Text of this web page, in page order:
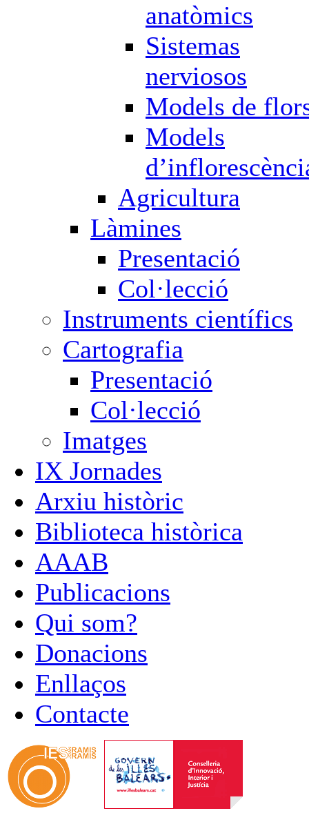
anatòmics
Sistemas
nerviosos
Models de
Models
Agricultura
Làmines
Presentació
Col·lecció
Instruments científics
Cartografia
Presentació
Col·lecció
Imatges
IX Jornades
Arxiu històric
Biblioteca històrica
AAAB
Publicacions
Qui som?
Donacions
Enllaços
Contacte